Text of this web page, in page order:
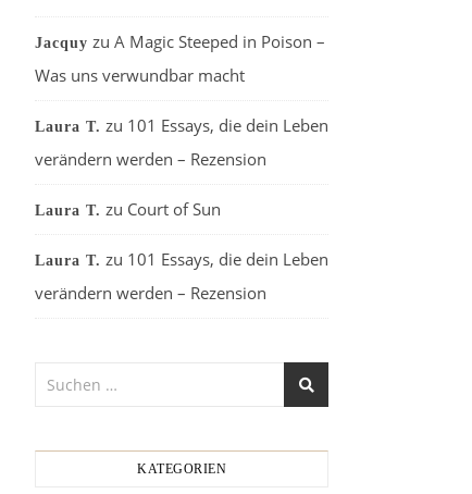
Jacquy zu A Magic Steeped in Poison –
Was uns verwundbar macht
Laura T. zu 101 Essays, die dein Leben
verändern werden – Rezension
Laura T. zu Court of Sun
Laura T. zu 101 Essays, die dein Leben
verändern werden – Rezension
KATEGORIEN